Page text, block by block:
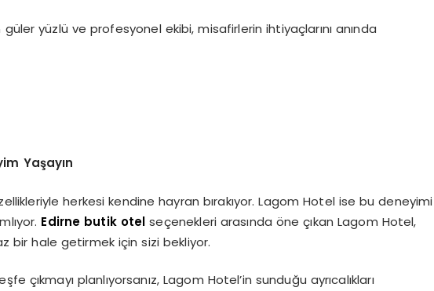
yüzlü ve profesyonel ekibi, misafirlerin ihtiyaçlarını anında
Yaşayın
herkesi kendine hayran bırakıyor. Lagom Hotel ise bu deneyimi
Edirne butik otel seçenekleri arasında öne çıkan Lagom Hotel,
bir hale getirmek için sizi bekliyor.
çıkmayı planlıyorsanız, Lagom Hotel’in sunduğu ayrıcalıkları